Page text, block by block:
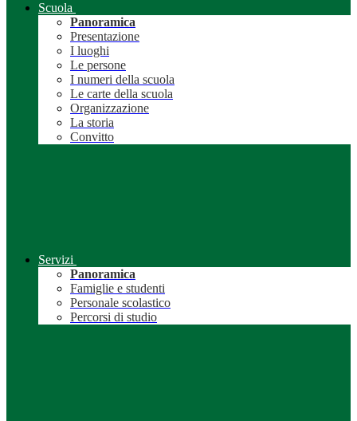
Scuola
Panoramica
Presentazione
I luoghi
Le persone
I numeri della scuola
Le carte della scuola
Organizzazione
La storia
Convitto
Servizi
Panoramica
Famiglie e studenti
Personale scolastico
Percorsi di studio